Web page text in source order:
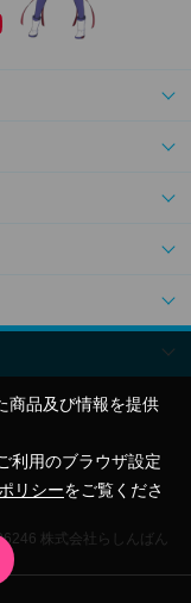
商品及び情報を提供
利用のブラウザ設定
リシーをご覧くださ
株式会社らしんばん